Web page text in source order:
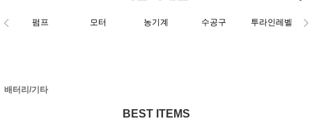
펌프 모터 농기계 수공구 투라인레벨
배터리/기타
BEST ITEMS